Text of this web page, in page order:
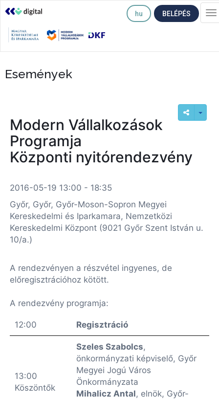
hu BELÉPÉS
Események
Modern Vállalkozások
Programja
Központi nyitórendezvény
2016-05-19 13:00 - 18:35
Győr, Győr, Győr-Moson-Sopron Megyei
Kereskedelmi és Iparkamara, Nemzetközi
Kereskedelmi Központ (9021 Győr Szent István u.
10/a.)
A rendezvényen a részvétel ingyenes, de
előregisztrációhoz kötött.
A rendezvény programja:
12:00 Regisztráció
13:00
Köszöntők
Szeles Szabolcs,
önkormányzati képviselő, Győr
Megyei Jogú Város
Önkormányzata
Mihalicz Antal, elnök, Győr-